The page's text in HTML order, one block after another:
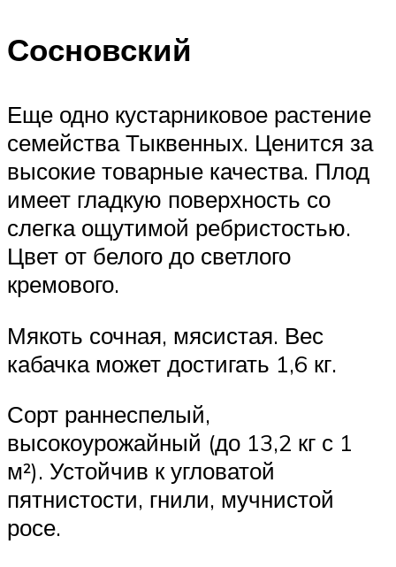
Сосновский
Еще одно кустарниковое растение
семейства Тыквенных. Ценится за
высокие товарные качества. Плод
имеет гладкую поверхность со
слегка ощутимой ребристостью.
Цвет от белого до светлого
кремового.
Мякоть сочная, мясистая. Вес
кабачка может достигать 1,6 кг.
Сорт раннеспелый,
высокоурожайный (до 13,2 кг с 1
м²). Устойчив к угловатой
пятнистости, гнили, мучнистой
росе.